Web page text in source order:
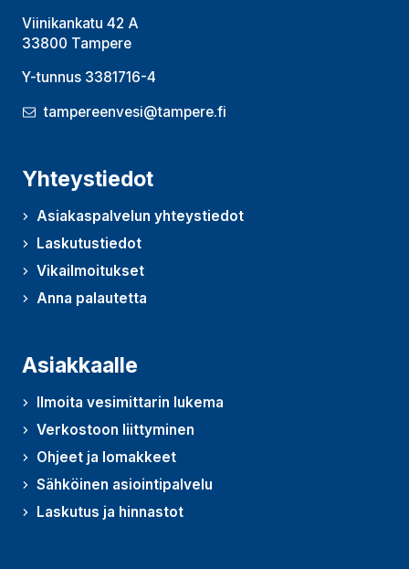
Viinikankatu 42 A
33800 Tampere
Y-tunnus 3381716-4
tampereenvesi@tampere.fi
Yhteystiedot
Asiakaspalvelun yhteystiedot
Laskutustiedot
Vikailmoitukset
Anna palautetta
(Avautuu uudessa ikkunassa)
Asiakkaalle
Ilmoita vesimittarin lukema
Verkostoon liittyminen
Ohjeet ja lomakkeet
Sähköinen asiointipalvelu
Laskutus ja hinnastot